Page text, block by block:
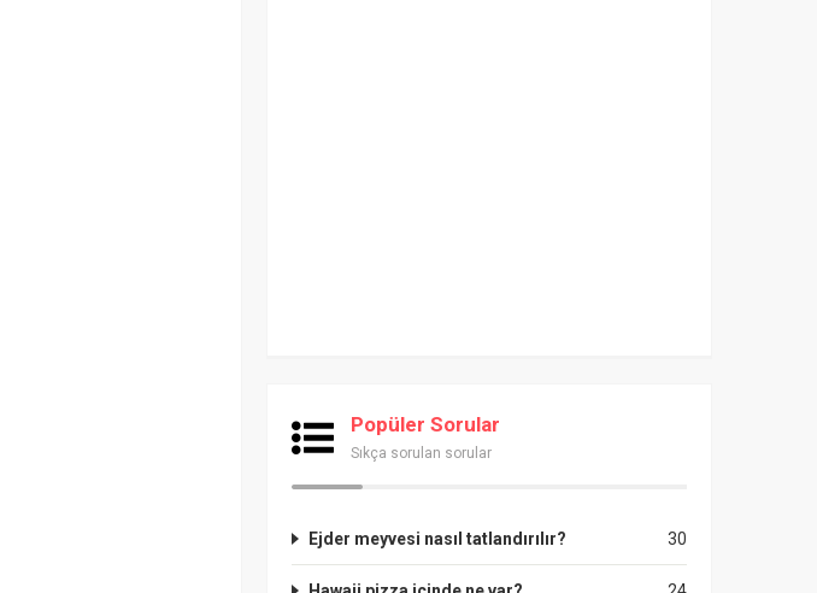
Popüler Sorular
Sıkça sorulan sorular
30
Ejder meyvesi nasıl tatlandırılır?